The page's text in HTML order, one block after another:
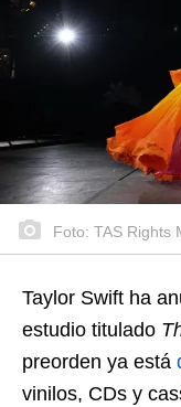
Foto: TAS Rights
Taylor Swift ha
estudio titulado
preorden ya está
vinilos, CDs y